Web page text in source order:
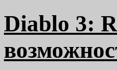
Diablo 3: